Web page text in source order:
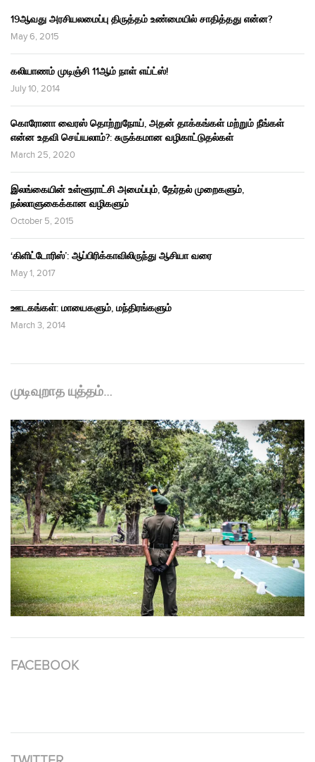
19ஆவது அரசியலமைப்பு திருத்தம் உண்மையில் சாதித்தது என்ன?
May 6, 2015
கலியாணம் முடிஞ்சி 11ஆம் நாள் எய்ட்ஸ்!
July 10, 2014
கொரோனா வைரஸ் தொற்றுநோய், அதன் தாக்கங்கள் மற்றும் நீங்கள்
என்ன உதவி செய்யலாம்?: சுருக்கமான வழிகாட்டுதல்கள்
March 25, 2020
இலங்கையின் உள்ளூராட்சி அமைப்பும், தேர்தல் முறைகளும்,
நல்லாளுகைக்கான வழிகளும்
October 5, 2015
‘கிளிட்டோரிஸ்’: ஆப்பிரிக்காவிலிருந்து ஆசியா வரை
May 1, 2017
ஊடகங்கள்: மாயைகளும், மந்திரங்களும்
March 3, 2014
முடிவுறாத யுத்தம்…
FACEBOOK